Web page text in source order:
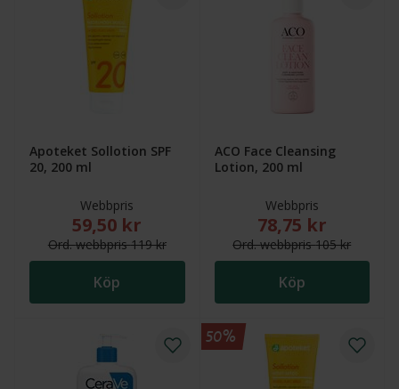
Apoteket Sollotion SPF
20, 200 ml
Webbpris
Nytt reducerat pris: 59,50 kr. Ordinarie webbpris
59,50 kr
Ord.webbpris119 kr
Köp
ACO Face Cleansing
Lotion, 200 ml
Webbpris
Nytt reducerat
78,75 kr
Ord.webbpris105 kr
Köp
50%